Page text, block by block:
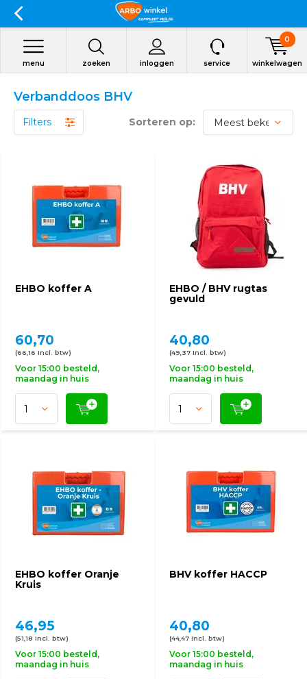
zoeken inloggen
menu service winkelwagen
0
Verbanddoos BHV
Filters Sorteren op:
EHBO koffer A
60,70
(66,16 Incl. btw)
Voor 15:00 besteld,
maandag in huis
EHBO / BHV rugtas
gevuld
40,80
(49,37 Incl. btw)
Voor 15:00 besteld,
maandag in huis
EHBO koffer Oranje
Kruis
46,95
(51,18 Incl. btw)
Voor 15:00 besteld,
maandag in huis
BHV koffer HACCP
40,80
(44,47 Incl. btw)
Voor 15:00 besteld,
maandag in huis